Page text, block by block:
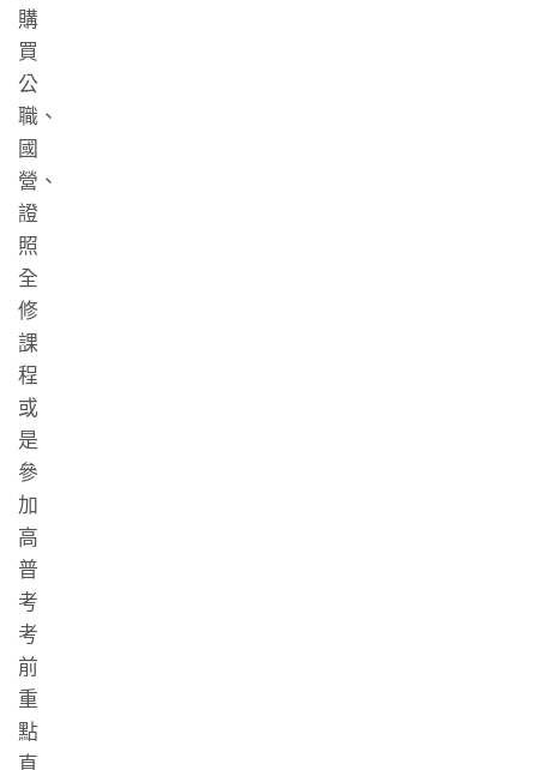
購
買
公
職、
國
營、
證
照
全
修
課
程
或
是
參
加
高
普
考
考
前
重
點
直